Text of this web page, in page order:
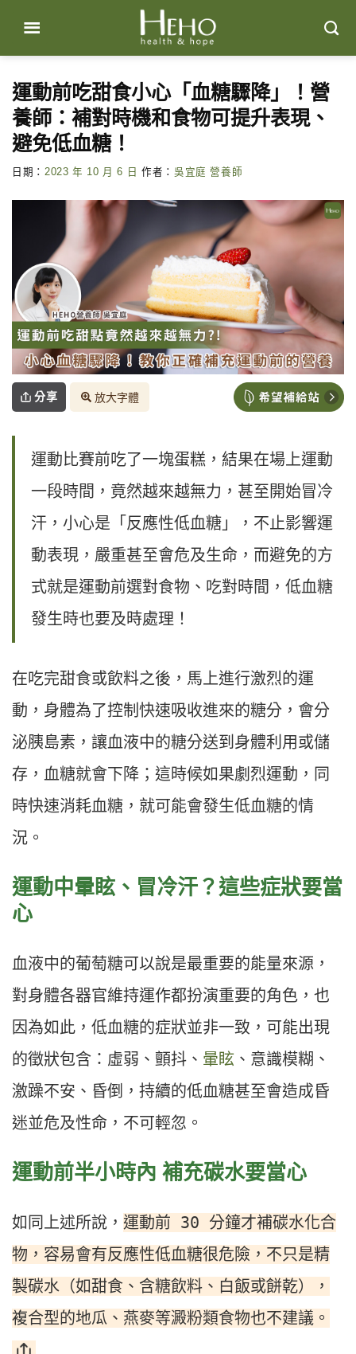
content
運動前吃甜食小心「血糖驟降」！營
養師：補對時機和食物可提升表現、
避免低血糖！
日期： 2023 年 10 月 6 日 作者： 吳宜庭 營養師
分享 放大字體
運動比賽前吃了一塊蛋糕，結果在場上運動
一段時間，竟然越來越無力，甚至開始冒冷
汗，小心是「反應性低血糖」，不止影響運
動表現，嚴重甚至會危及生命，而避免的方
式就是運動前選對食物、吃對時間，低血糖
發生時也要及時處理！
在吃完甜食或飲料之後，馬上進行激烈的運
動，身體為了控制快速吸收進來的糖分，會分
泌胰島素，讓血液中的糖分送到身體利用或儲
存，血糖就會下降；這時候如果劇烈運動，同
時快速消耗血糖，就可能會發生低血糖的情
況。
運動中暈眩、冒冷汗？這些症狀要當
心
血液中的葡萄糖可以說是最重要的能量來源，
對身體各器官維持運作都扮演重要的角色，也
因為如此，低血糖的症狀並非一致，可能出現
的徵狀包含：虛弱、顫抖、 暈眩 、意識模糊、
激躁不安、昏倒，持續的低血糖甚至會造成昏
迷並危及性命，不可輕忽。
運動前半小時內 補充碳水要當心
如同上述所說， 運動前 30 分鐘才補碳水化合
物，容易會有反應性低血糖很危險，不只是精
製碳水（如甜食、含糖飲料、白飯或餅乾），
複合型的地瓜、燕麥等澱粉類食物也不建議。